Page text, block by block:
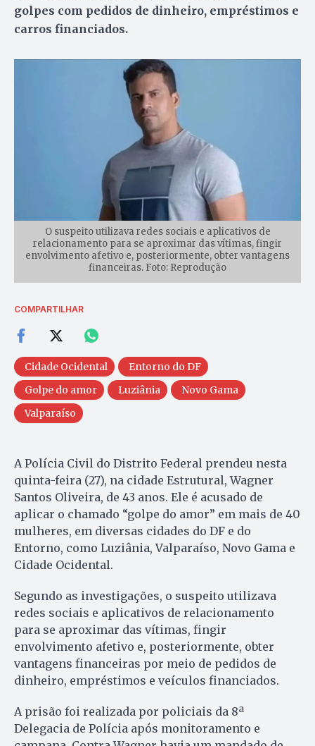
golpes com pedidos de dinheiro, empréstimos e
carros financiados.
O suspeito utilizava redes sociais e aplicativos de
relacionamento para se aproximar das vítimas, fingir
envolvimento afetivo e, posteriormente, obter vantagens
financeiras. Foto: Reprodução
COMPARTILHAR
Cidade Ocidental
Entorno do DF
Golpe do amor
Luziânia
Novo Gama
Valparaíso
A Polícia Civil do Distrito Federal prendeu nesta
quinta-feira (27), na cidade Estrutural, Wagner
Santos Oliveira, de 43 anos. Ele é acusado de
aplicar o chamado “golpe do amor” em mais de 40
mulheres, em diversas cidades do DF e do
Entorno, como Luziânia, Valparaíso, Novo Gama e
Cidade Ocidental.
Segundo as investigações, o suspeito utilizava
redes sociais e aplicativos de relacionamento
para se aproximar das vítimas, fingir
envolvimento afetivo e, posteriormente, obter
vantagens financeiras por meio de pedidos de
dinheiro, empréstimos e veículos financiados.
A prisão foi realizada por policiais da 8ª
Delegacia de Polícia após monitoramento e